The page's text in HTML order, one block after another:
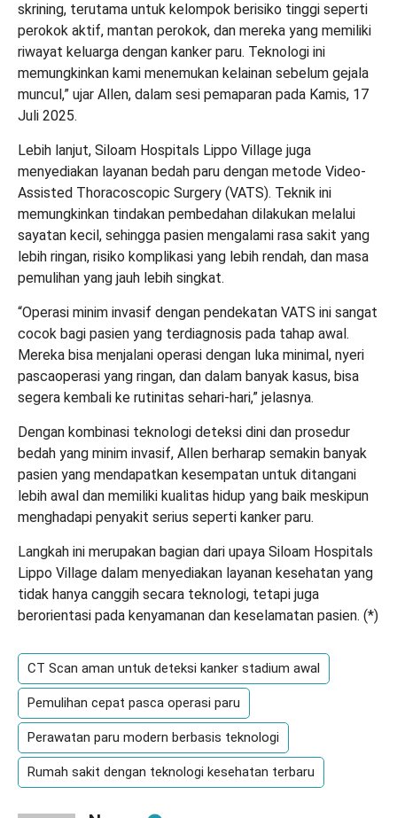
skrining, terutama untuk kelompok berisiko tinggi seperti
perokok aktif, mantan perokok, dan mereka yang memiliki
riwayat keluarga dengan kanker paru. Teknologi ini
memungkinkan kami menemukan kelainan sebelum gejala
muncul,” ujar Allen, dalam sesi pemaparan pada Kamis, 17
Juli 2025.
Lebih lanjut, Siloam Hospitals Lippo Village juga
menyediakan layanan bedah paru dengan metode Video-
Assisted Thoracoscopic Surgery (VATS). Teknik ini
memungkinkan tindakan pembedahan dilakukan melalui
sayatan kecil, sehingga pasien mengalami rasa sakit yang
lebih ringan, risiko komplikasi yang lebih rendah, dan masa
pemulihan yang jauh lebih singkat.
“Operasi minim invasif dengan pendekatan VATS ini sangat
cocok bagi pasien yang terdiagnosis pada tahap awal.
Mereka bisa menjalani operasi dengan luka minimal, nyeri
pascaoperasi yang ringan, dan dalam banyak kasus, bisa
segera kembali ke rutinitas sehari-hari,” jelasnya.
Dengan kombinasi teknologi deteksi dini dan prosedur
bedah yang minim invasif, Allen berharap semakin banyak
pasien yang mendapatkan kesempatan untuk ditangani
lebih awal dan memiliki kualitas hidup yang baik meskipun
menghadapi penyakit serius seperti kanker paru.
Langkah ini merupakan bagian dari upaya Siloam Hospitals
Lippo Village dalam menyediakan layanan kesehatan yang
tidak hanya canggih secara teknologi, tetapi juga
berorientasi pada kenyamanan dan keselamatan pasien. (*)
CT Scan aman untuk deteksi kanker stadium awal
Pemulihan cepat pasca operasi paru
Perawatan paru modern berbasis teknologi
Rumah sakit dengan teknologi kesehatan terbaru